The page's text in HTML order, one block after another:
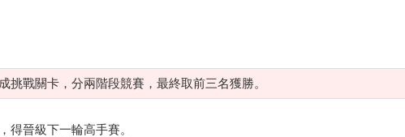
挑戰關卡，分兩階段競賽，最終取前三名獲勝。
得晉級下一輪高手賽。